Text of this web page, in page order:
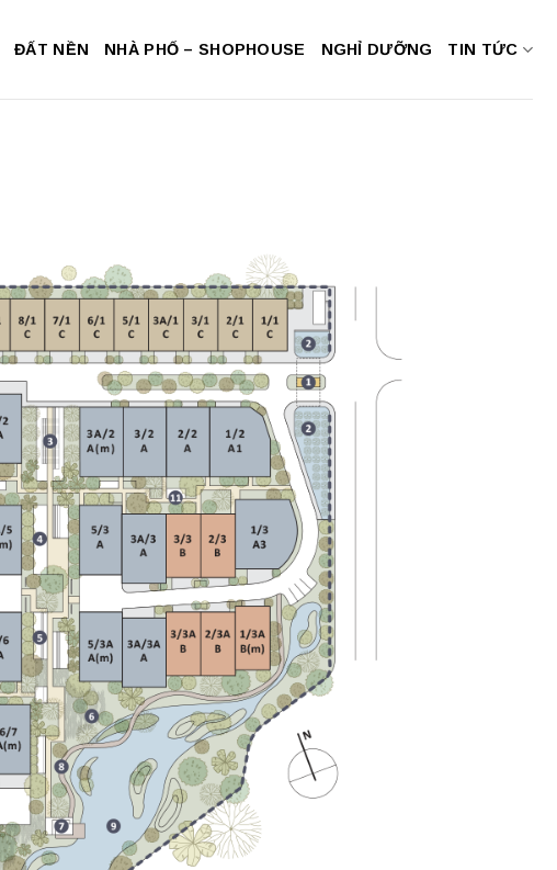
ĐẤT NỀN NHÀ PHỐ – SHOPHOUSE NGHỈ DƯỠNG TIN TỨC